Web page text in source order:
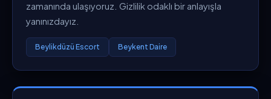
zamanında ulaşıyoruz. Gizlilik odaklı bir anlayışla
yanınızdayız.
Beylikdüzü Escort Beykent Daire